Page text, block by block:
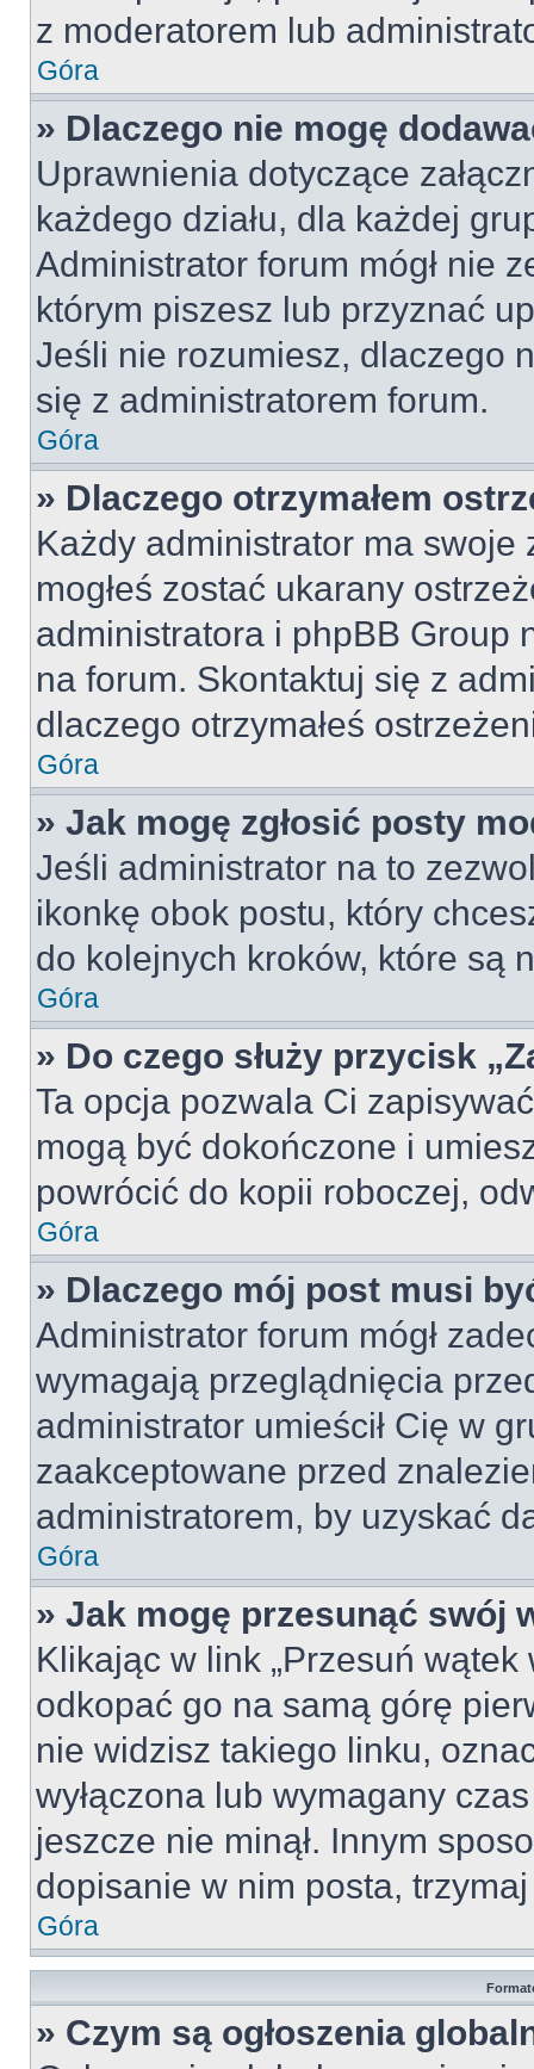
z moderatorem lub
Góra
» Dlaczego nie mogę
Uprawnienia dotyczące
każdego działu, dla każdej
Administrator forum mógł nie
którym piszesz lub przyznać
Jeśli nie rozumiesz, dlaczego
się z administratorem forum.
Góra
» Dlaczego otrzymałem
Każdy administrator ma swoje
mogłeś zostać ukarany
administratora i phpBB Group
na forum. Skontaktuj się z
dlaczego otrzymałeś
Góra
» Jak mogę zgłosić posty
Jeśli administrator na to
ikonkę obok postu, który
do kolejnych kroków, które są
Góra
» Do czego służy przycisk
Ta opcja pozwala Ci
mogą być dokończone i
powrócić do kopii roboczej,
Góra
» Dlaczego mój post musi
Administrator forum mógł
wymagają przeglądnięcia
administrator umieścił Cię w
zaakceptowane przed
administratorem, by uzyskać
Góra
» Jak mogę przesunąć swój
Klikając w link „Przesuń
odkopać go na samą górę
nie widzisz takiego linku,
wyłączona lub wymagany
jeszcze nie minął. Innym
dopisanie w nim posta,
Góra
» Czym są ogłoszenia